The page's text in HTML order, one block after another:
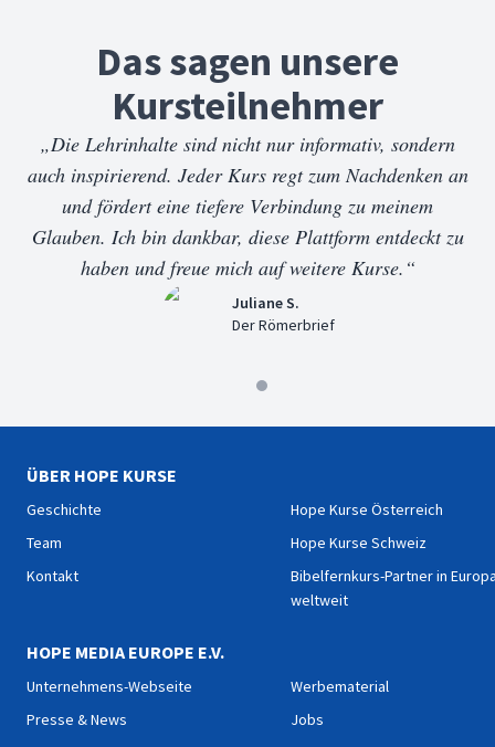
Das sagen unsere
Kursteilnehmer
„Die Lehrinhalte sind nicht nur informativ, sondern
auch inspirierend. Jeder Kurs regt zum Nachdenken an
und fördert eine tiefere Verbindung zu meinem
Glauben. Ich bin dankbar, diese Plattform entdeckt zu
haben und freue mich auf weitere Kurse.“
Juliane S.
Der Römerbrief
ÜBER HOPE KURSE
Geschichte
Team
Kontakt
Hope Kurse Österreich
Hope Kurse Schweiz
Bibelfernkurs-Partner in
weltweit
HOPE MEDIA EUROPE E.V.
Unternehmens-Webseite
Presse & News
Werbematerial
Jobs